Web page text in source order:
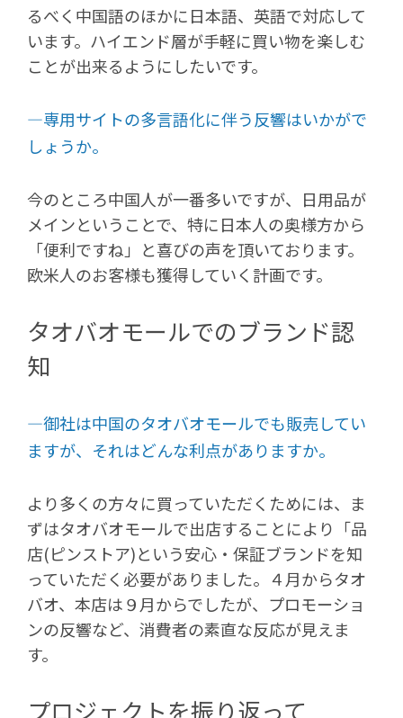
るべく中国語のほかに日本語、英語で対応して
います。ハイエンド層が手軽に買い物を楽しむ
ことが出来るようにしたいです。
―専用サイトの多言語化に伴う反響はいかがで
しょうか。
今のところ中国人が一番多いですが、日用品が
メインということで、特に日本人の奥様方から
「便利ですね」と喜びの声を頂いております。
欧米人のお客様も獲得していく計画です。
タオバオモールでのブランド認
知
―御社は中国のタオバオモールでも販売してい
ますが、それはどんな利点がありますか。
より多くの方々に買っていただくためには、ま
ずはタオバオモールで出店することにより「品
店(ピンストア)という安心・保証ブランドを知
っていただく必要がありました。４月からタオ
バオ、本店は９月からでしたが、プロモーショ
ンの反響など、消費者の素直な反応が見えま
す。
プロジェクトを振り返って